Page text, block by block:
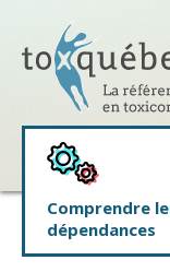
Comprendre
dépendances